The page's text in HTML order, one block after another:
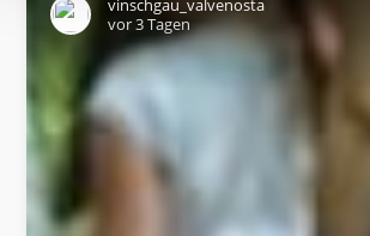
vinschgau_valvenosta
vor 3 Tagen